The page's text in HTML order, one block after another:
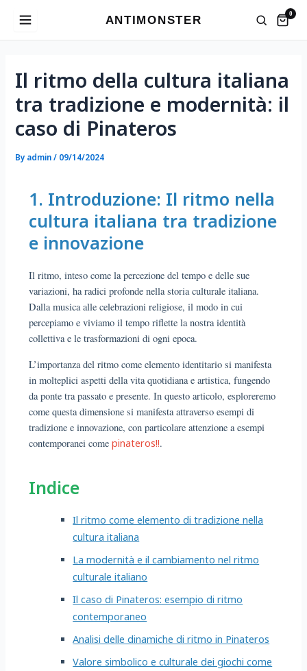
ANTIMONSTER 0
content
Il ritmo della cultura italiana
tra tradizione e modernità: il
caso di Pinateros
By admin/ 09/14/2024
1. Introduzione: Il ritmo nella
cultura italiana tra tradizione
e innovazione
Il ritmo, inteso come la percezione del tempo e delle sue
variazioni, ha radici profonde nella storia culturale italiana.
Dalla musica alle celebrazioni religiose, il modo in cui
percepiamo e viviamo il tempo riflette la nostra identità
collettiva e le trasformazioni di ogni epoca.
L’importanza del ritmo come elemento identitario si manifesta
in molteplici aspetti della vita quotidiana e artistica, fungendo
da ponte tra passato e presente. In questo articolo, esploreremo
come questa dimensione si manifesta attraverso esempi di
tradizione e innovazione, con particolare attenzione a esempi
contemporanei comepinateros!!.
Indice
Il ritmo come elemento di tradizione nella
cultura italiana
La modernità e il cambiamento nel ritmo
culturale italiano
Il caso di Pinateros: esempio di ritmo
contemporaneo
Analisi delle dinamiche di ritmo in Pinateros
Valore simbolico e culturale dei giochi come